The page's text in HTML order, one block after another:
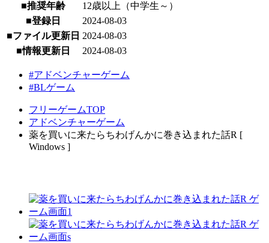
■推奨年齢
12歳以上（中学生～）
■登録日
2024-08-03
■ファイル更新日 2024-08-03
■情報更新日
2024-08-03
#アドベンチャーゲーム
#BLゲーム
フリーゲームTOP
アドベンチャーゲーム
薬を買いに来たらちわげんかに巻き込まれた話R [
Windows ]